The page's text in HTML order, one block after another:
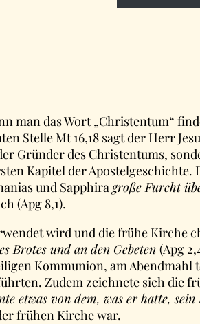
man das Wort „Christentum“
Stelle Mt 16,18 sagt der Herr
Gründer des Christentums,
Kapitel der
und Sapphiragroße Furcht
(Apg 8,1).
wird und die frühe Kirche
Brotes und an den Gebeten (Apg
Kommunion, am
Zudem zeichnete sich
etwas von dem, was er hatte,
frühen Kirche war.